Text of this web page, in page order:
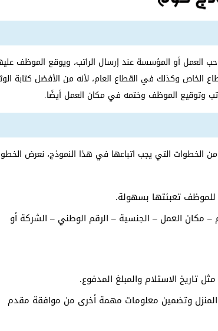
العمل أو المؤسسة عند إرسال الراتب، ويوقع الموظف
الخاص وكذلك في القطاع العام، لأنه من الأفضل كتابة
وتوقيع الموظف وختمه في مكان العمل أيضًا.
من الخطوات التي يجب اتباعها في هذا النموذج، نعرض
تعبئتها بسهولة.
مكان العمل – الجنسية – الرقم الوطني – الشركة أو
تاريخ الاستلام والمبلغ المدفوع.
المنزل وتضمين معلومات مهمة أخرى من موافقة مقدم